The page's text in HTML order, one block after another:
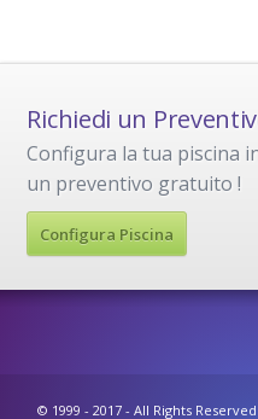
Richiedi un
Configura la tua piscina
un preventivo gratuito !
Configura Piscina
© 1999 - 2017 - All Rights